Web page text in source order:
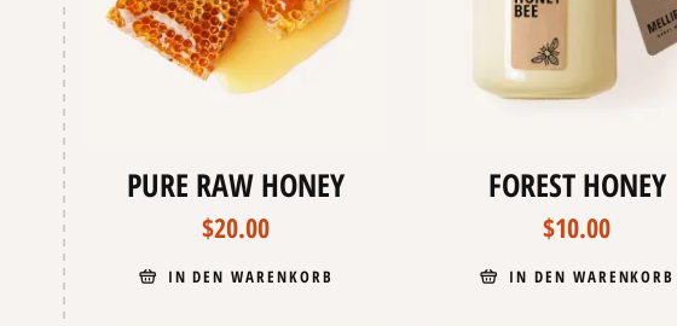
PURE RAW HONEY
$20.00
IN DEN WARENKORB
FOREST HONEY
$10.00
IN DEN WARENKORB